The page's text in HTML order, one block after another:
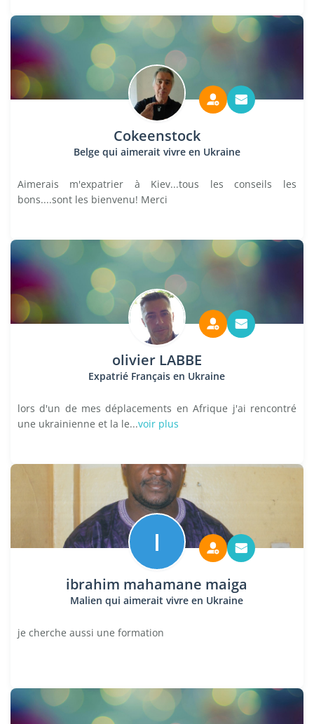
Cokeenstock
Belge qui aimerait vivre en Ukraine
Aimerais m'expatrier à Kiev...tous les conseils les
bons....sont les bienvenu! Merci
olivier LABBE
Expatrié Français en Ukraine
lors d'un de mes déplacements en Afrique j'ai rencontré
une ukrainienne et la le...voir plus
I
ibrahim mahamane maiga
Malien qui aimerait vivre en Ukraine
je cherche aussi une formation